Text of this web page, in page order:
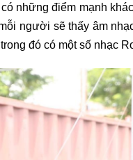
những điểm mạnh
người sẽ thấy âm
đó có một số nhạc